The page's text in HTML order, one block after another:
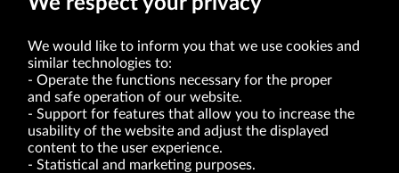
VRG S.A. | 10 Pilotów Street | 31-462 Kraków
Tax Identification Number: 675-000-03-61
District Court for Kraków-Śródmieście in Kraków
XI Economic Department of the National Court Register number 0000047082
We would like to inform you that we use cookies and
similar technologies to:
Operate the functions necessary for the proper
and safe operation of our website.
Support for features that allow you to increase the
usability of the website and adjust the displayed
content to the user experience.
Statistical and marketing purposes.